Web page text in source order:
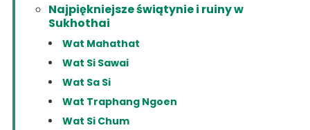
Najpiękniejsze świątynie i ruiny w
Sukhothai
Wat Mahathat
Wat Si Sawai
Wat Sa Si
Wat Traphang Ngoen
Wat Si Chum